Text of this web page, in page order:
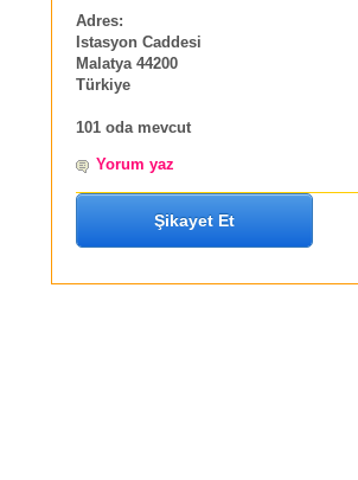
Adres:
Istasyon Caddesi
Malatya 44200
Türkiye
101 oda mevcut
Yorum yaz
Şikayet Et